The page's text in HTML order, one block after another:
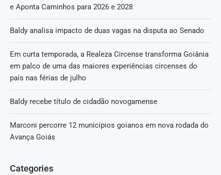
e Aponta Caminhos para 2026 e 2028
Baldy analisa impacto de duas vagas na disputa ao Senado
Em curta temporada, a Realeza Circense transforma Goiânia
em palco de uma das maiores experiências circenses do
país nas férias de julho
Baldy recebe título de cidadão novogamense
Marconi percorre 12 municípios goianos em nova rodada do
Avança Goiás
Categories